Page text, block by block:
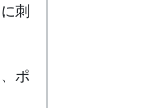
刺
ポ